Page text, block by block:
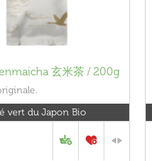
玄米茶 / 200g
vert du Japon Bio